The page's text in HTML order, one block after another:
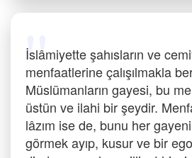
İslâmiyette şahısların ve
menfaatlerine çalışılmakla
Müslümanların gayesi, bu
üstün ve ilahi bir şeydir.
lâzım ise de, bunu her
görmek ayıp, kusur ve bir